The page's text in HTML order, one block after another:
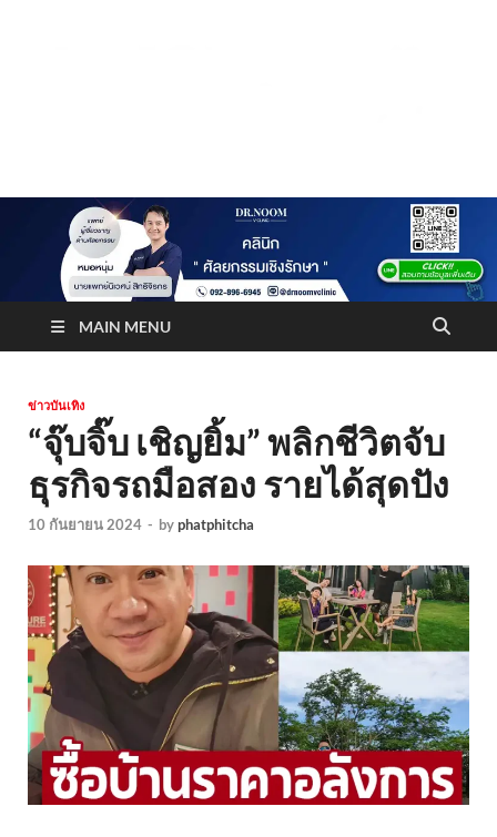
Truststoreonline
MAIN MENU
ข่าวบันเทิง
“จุ๊บจิ๊บ เชิญยิ้ม” พลิกชีวิตจับ
ธุรกิจรถมือสอง รายได้สุดปัง
10 กันยายน 2024 - byphatphitcha